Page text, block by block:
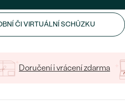
ČI VIRTUÁLNÍ SCHŮZKU
Doručení i vrácení zdarma